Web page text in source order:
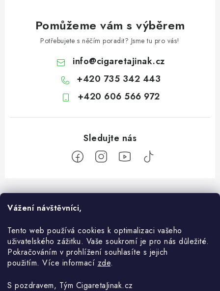
Vážení návštěvníci,
Tento web používá cookies k optimalizaci vašeho
uživatelského zážitku. Vaše soukromí je pro nás důležité.
Pokračováním v prohlížení souhlasíte s jejich
použitím. Více informací zde.
S pozdravem, Tým CigaretaJinak.cz
Pomůžeme vám s výběrem
Potřebujete s něčím poradit? Jsme tu pro vás!
info@cigaretajinak.cz
+420 735 342 443
+420 606 566 972
Z
á
O nás
Kontakt
O e-shopu
Obchodní podmínky
Ochrana osobních údajů
Vše o nákupu
Komunikace
Blog